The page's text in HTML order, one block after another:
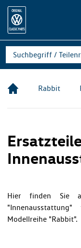
Rabbit
Hier finden Sie
Modellreihe "Rabbit".